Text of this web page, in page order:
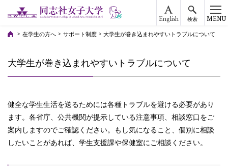
English 検索 MENU
在学生の方へ サポート制度 大学生が巻き込まれやすいトラブルについて
大学生が巻き込まれやすいトラブルについて
健全な学生生活を送るためには各種トラブルを避ける必要があり
ます。各省庁、公共機関が提示している注意事項、相談窓口をご
案内しますのでご確認ください。もし気になること、個別に相談
したいことがあれば、学生支援課や保健室にご相談ください。